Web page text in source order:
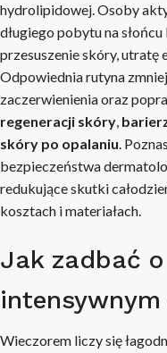
hydrolipidowej. Osoby
długiego pobytu na
przesuszenie skóry, utratę
Odpowiednia rutyna
zaczerwienienia oraz
regeneracji skóry,
skóry po opalaniu.
bezpieczeństwa
redukujące skutki
kosztach i materiałach.
Jak zadbać
Wieczorem liczy się